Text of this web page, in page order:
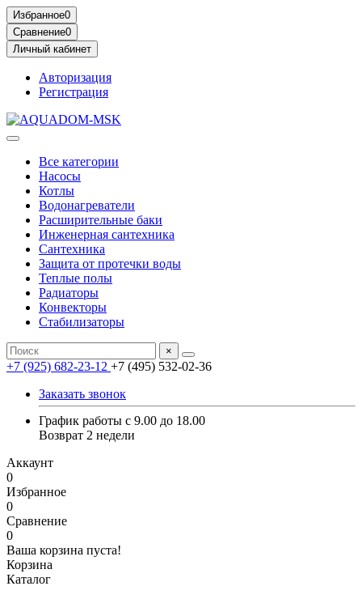
Избранное0
Сравнение0
Личный кабинет
Авторизация
Регистрация
Все категории
Насосы
Котлы
Водонагреватели
Расширительные баки
Инженерная сантехника
Сантехника
Защита от протечки воды
Теплые полы
Радиаторы
Конвекторы
Стабилизаторы
×
+7 (925) 682-23-12 +7 (495) 532-02-36
Заказать звонок
График работы с 9.00 до 18.00
Возврат 2 недели
Аккаунт
0
Избранное
0
Сравнение
0
Ваша корзина пуста!
Корзина
Каталог